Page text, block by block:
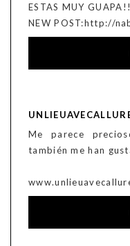
ESTAS MUY
NEW POST:http://
Me parece
también me han